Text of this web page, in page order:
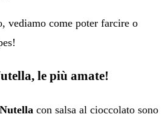
vediamo come poter farcire o
le più amate!
con salsa al cioccolato sono